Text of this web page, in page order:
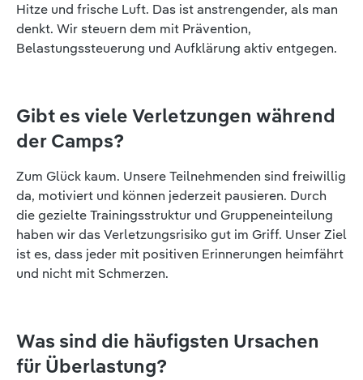
Hitze und frische Luft. Das ist anstrengender, als man
denkt. Wir steuern dem mit Prävention,
Belastungssteuerung und Aufklärung aktiv entgegen.
Gibt es viele Verletzungen während
der Camps?
Zum Glück kaum. Unsere Teilnehmenden sind freiwillig
da, motiviert und können jederzeit pausieren. Durch
die gezielte Trainingsstruktur und Gruppeneinteilung
haben wir das Verletzungsrisiko gut im Griff. Unser Ziel
ist es, dass jeder mit positiven Erinnerungen heimfährt
und nicht mit Schmerzen.
Was sind die häufigsten Ursachen
für Überlastung?